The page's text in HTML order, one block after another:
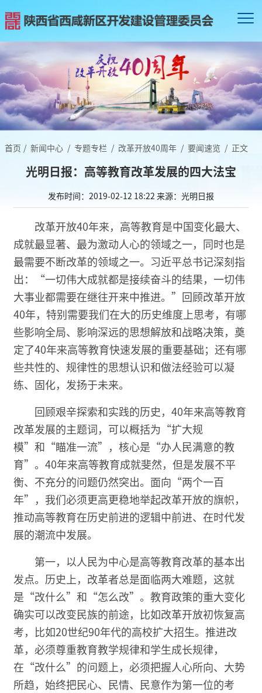
首页 / 新闻中心 / 专题专栏 / 改革开放40周年 / 要闻速览 / 正文
光明日报：高等教育改革发展的四大法宝
发布时间：2019-02-12 18:22 来源：光明日报
改革开放40年来，高等教育是中国变化最大、
成就最显著、最为激动人心的领域之一，同时也是
最需要不断改革的领域之一。习近平总书记深刻指
出：“一切伟大成就都是接续奋斗的结果，一切伟
大事业都需要在继往开来中推进。”回顾改革开放
40年，特别需要我们在大的历史维度上思考，有哪
些影响全局、影响深远的思想解放和战略决策，奠
定了40年来高等教育快速发展的重要基础；还有哪
些共性的、规律性的思想认识和做法经验可以凝
练、固化，发扬于未来。
回顾艰辛探索和实践的历史，40年来高等教育
改革发展的主题词，可以概括为“扩大规
模”和“瞄准一流”，核心是“办人民满意的教
育”。40年来高等教育成就斐然，但是发展不平
衡、不充分的问题仍然突出。面向“两个一百
年”，我们必须更高更稳地举起改革开放的旗帜，
推动高等教育在历史前进的逻辑中前进、在时代发
展的潮流中发展。
第一，以人民为中心是高等教育改革的基本出
发点。历史上，改革者总是面临两大难题，这就
是“改什么”和“怎么改”。教育政策的重大变化
确实可以改变民族的前途，比如改革开放初恢复高
考，比如20世纪90年代的高校扩大招生。推进改
革，必须尊重教育教学规律和学生成长规律，
在“改什么”的问题上，必须把握人心所向、大势
所趋，始终把民心、民情、民意作为第一位的考